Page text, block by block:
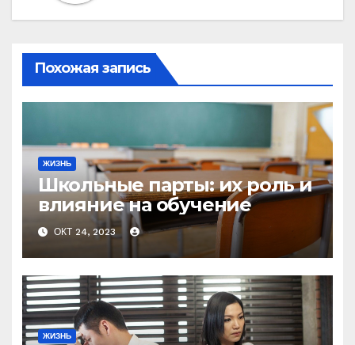
Похожая запись
ЖИЗНЬ
Школьные парты: их роль и
влияние на обучение
ОКТ 24, 2023
ЖИЗНЬ